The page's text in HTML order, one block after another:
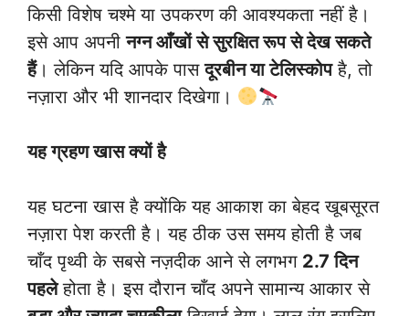
किसी विशेष चश्मे या उपकरण की आवश्यकता नहीं है।
इसे आप अपनीनग्न आँखों से सुरक्षित रूप से देख सकते
हैं। लेकिन यदि आपके पासदूरबीन या टेलिस्कोपहै, तो
नज़ारा और भी शानदार दिखेगा।
यह ग्रहण खास क्यों है
यह घटना खास है क्योंकि यह आकाश का बेहद खूबसूरत
नज़ारा पेश करती है। यह ठीक उस समय होती है जब
चाँद पृथ्वी के सबसे नज़दीक आने से लगभग 2.7 दिन
पहलेहोता है। इस दौरान चाँद अपने सामान्य आकार से